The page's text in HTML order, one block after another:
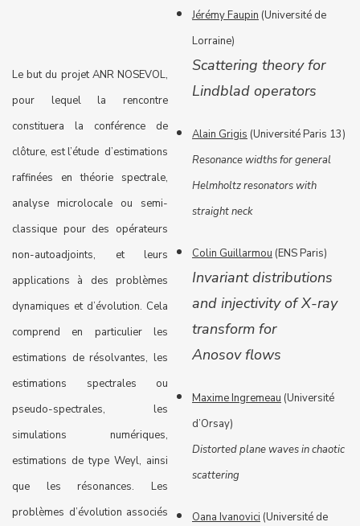
Le but du projet ANR NOSEVOL,
pour lequel la rencontre
constituera la conférence de
clôture, est l’étude d’estimations
raffinées en théorie spectrale,
analyse microlocale ou semi-
classique pour des opérateurs
non-autoadjoints, et leurs
applications à des problèmes
dynamiques et d’évolution. Cela
comprend en particulier les
estimations de résolvantes, les
estimations spectrales ou
pseudo-spectrales, les
simulations numériques,
estimations de type Weyl, ainsi
que les résonances. Les
problèmes d’évolution associés
Jérémy Faupin (Université de
Lorraine)
Scattering theory for
Lindblad operators
Alain Grigis (Université Paris 13)
Resonance widths for general
Helmholtz resonators with
straight neck
Colin Guillarmou (ENS Paris)
Invariant distributions
and injectivity of X-ray
transform for
Anosov flows
Maxime Ingremeau (Université
d’Orsay)
Distorted plane waves in chaotic
scattering
Oana Ivanovici (Université de